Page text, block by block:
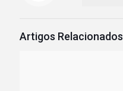
Artigos Relacionados